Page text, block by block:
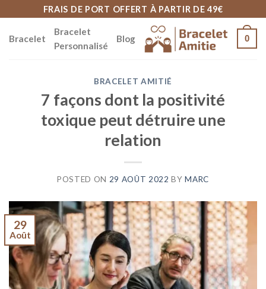
content
FRAIS DE PORT OFFERT À PARTIR DE 49€
Bracelet
Bracelet
Personnalisé
Blog 0
BRACELET AMITIÉ
7 façons dont la positivité
toxique peut détruire une
relation
POSTED ON 29 AOÛT 2022 BYMARC
29
Août